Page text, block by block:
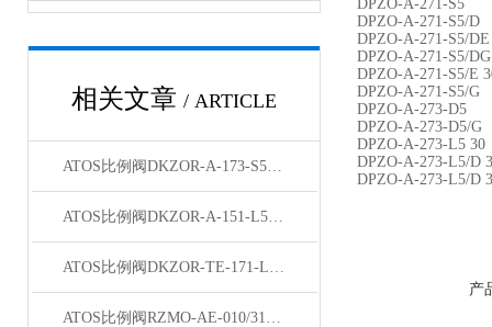
相关文章 / ARTICLE
ATOS比例阀DKZOR-A-173-S5结构说明
ATOS比例阀DKZOR-A-151-L5/BY/16 40库存
ATOS比例阀DKZOR-TE-171-L5型号齐全
ATOS比例阀RZMO-AE-010/315 10主要说明
DPZO-A-271-S5
DPZO-A-271-S5/D
DPZO-A-271-S5/DE
DPZO-A-271-S5/
DPZO-A-271-S5/E
DPZO-A-271-S5/G
DPZO-A-273-D5
DPZO-A-273-D5/G
DPZO-A-273-L5 30
DPZO-A-273-L5/D
DPZO-A-273-L5/D
产